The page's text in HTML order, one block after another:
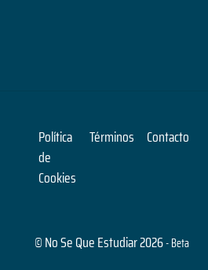
Política
de
Cookies
Términos Contacto
© No Se Que Estudiar 2026- Beta